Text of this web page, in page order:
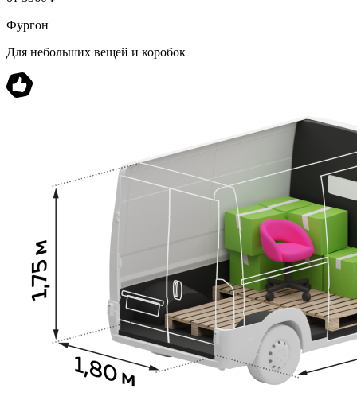
Фургон
Для небольших вещей и коробок